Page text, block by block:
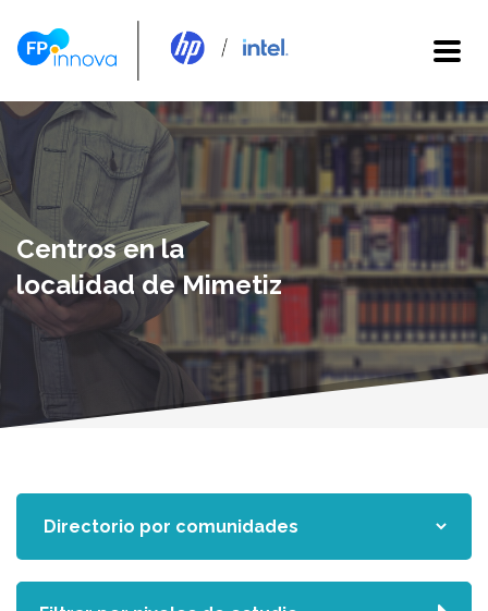
Centros en la
localidad de Mimetiz